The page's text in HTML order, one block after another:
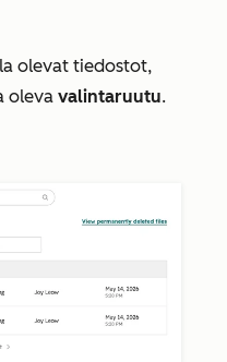
olevat tiedostot,
oleva valintaruutu.